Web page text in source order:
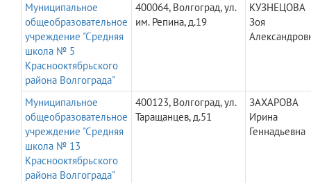
Муниципальное
общеобразовательное
учреждение "Средняя
школа № 5
Краснооктябрьского
района Волгограда"
400064, Волгоград, ул.
им. Репина, д.19
КУЗНЕЦОВА
Зоя
Муниципальное
общеобразовательное
учреждение "Средняя
школа № 13
Краснооктябрьского
района Волгограда"
400123, Волгоград, ул.
Таращанцев, д.51
ЗАХАРОВА
Ирина
Геннадьевна